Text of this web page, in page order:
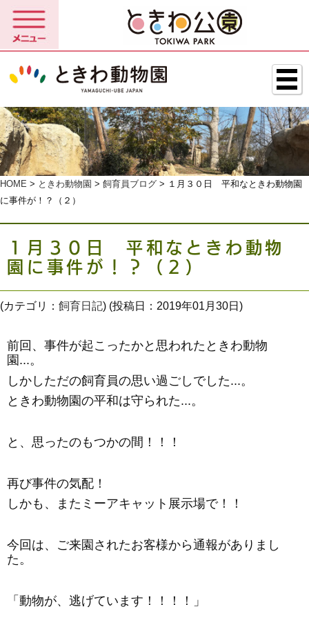
HOME > ときわ動物園 > 飼育員ブログ > １月３０日 平和なときわ動物園
に事件が！？（２）
１月３０日 平和なときわ動物
園に事件が！？（２）
(カテゴリ： 飼育日記) (投稿日：2019年01月30日)
前回、事件が起こったかと思われたときわ動物
園...。
しかしただの飼育員の思い過ごしでした...。
ときわ動物園の平和は守られた...。
と、思ったのもつかの間！！！
再び事件の気配！
しかも、またミーアキャット展示場で！！
今回は、ご来園されたお客様から通報がありまし
た。
「動物が、逃げています！！！！」